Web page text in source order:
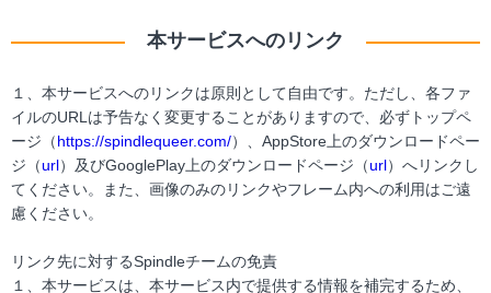
本サービスへのリンク
１、本サービスへのリンクは原則として自由です。ただし、各ファ
イルのURLは予告なく変更することがありますので、必ずトップペ
ージ（https://spindlequeer.com/）、AppStore上のダウンロードペー
ジ（url）及びGooglePlay上のダウンロードページ（url）へリンクし
てください。また、画像のみのリンクやフレーム内への利用はご遠
慮ください。
リンク先に対するSpindleチームの免責
１、本サービスは、本サービス内で提供する情報を補完するため、